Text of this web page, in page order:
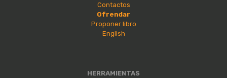
Contactos
Ofrendar
Proponer libro
English
HERRAMIENTAS